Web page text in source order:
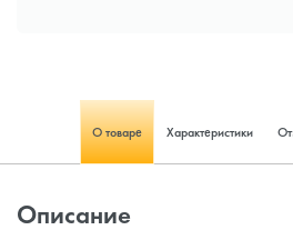
О товаре Характеристики
Описание